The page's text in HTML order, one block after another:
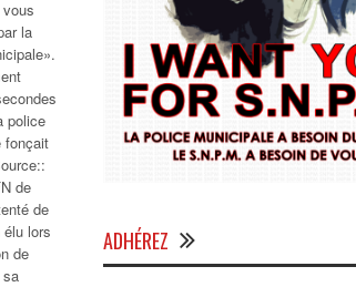
la
police
fonçait
de
de
élu lors
de
ADHÉREZ